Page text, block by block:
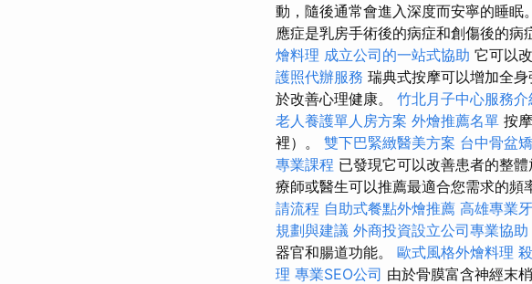
動，隨後通常會進入深度而安寧的睡
應症是乳房手術後的病症和創傷後的病
燴料理 成立公司的一站式協助 它可以
護照代辦服務 瑞典式按摩可以增加全
於改善心理健康。 竹北月子中心服務介
老人養護單人房方案 外燴推薦名單 按
裡）。 雙下巴緊緻醫美方案 台中骨盆
專業課程 已發現它可以改善患者的整
療師或醫生可以推薦最適合您需求的頻
請流程 自助式餐點外燴推薦 高雄專業
規劃與建議 外商投資設立公司專業協助
器官和腸道功能。 歐式風格外燴料理
理 專業SEO公司 由於骨膜富含神經末